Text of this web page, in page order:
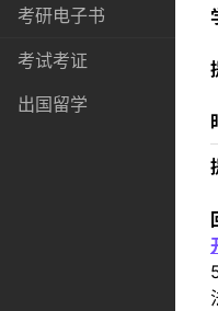
考研电子书
考试考证
出国留学